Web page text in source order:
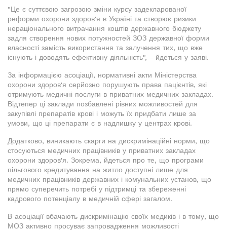
"Це є суттєвою загрозою зміни курсу задекларованої
реформи охорони здоров'я в Україні та створює ризики
нераціонального витрачання коштів державного бюджету
задля створення нових потужностей ЗОЗ державної форми
власності замість використання та залучення тих, що вже
існують і доводять ефективну діяльність", - йдеться у заяві.
За інформацією асоціації, нормативні акти Міністерства
охорони здоров'я серйозно порушують права пацієнтів, які
отримують медичні послуги в приватних медичних закладах.
Відтепер ці заклади позбавлені рівних можливостей для
закупівлі препаратів крові і можуть їх придбати лише за
умови, що ці препарати є в надлишку у центрах крові.
Додатково, виникають скарги на дискримінаційні норми, що
стосуються медичних працівників у приватних закладах
охорони здоров'я. Зокрема, йдеться про те, що програми
пільгового кредитування на житло доступні лише для
медичних працівників державних і комунальних установ, що
прямо суперечить потребі у підтримці та збереженні
кадрового потенціалу в медичній сфері загалом.
В асоціації вбачають дискримінацію своїх медиків і в тому, що
МОЗ активно просуває запровадження можливості